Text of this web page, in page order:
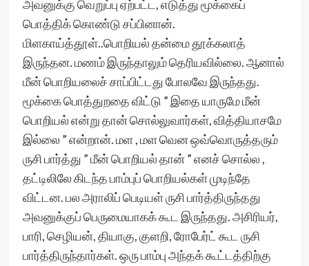
அவனுக்கு வெறுப்பு ஏற்பட்ட, எடுத்து மூக்கைப்
பொத்திக் கொண்டு சப்பினான்.
மிளகாய்த்தூள்..பொறியல் தன்மை தூக்கலாத்
இருந்தன. மணம் இருந்தாலும் தெரியவில்லை. ஆனால்
மீன் பொறியலைச் சாப்பிட்டது போலவே இருந்தது.
மூக்கை பொத்துறதை விட்டு ” இதை யாருமே மீன்
பொறியல் என்று தான் சொல்லுவார்கள், வித்தியாசமே
இல்லை ” என்றான். மள , மள வென ஒவ்வொருத்தரும்
ருசி பார்த்து ” மீன் பொறியல் தான் ” எனச் சொல்ல‌ ,
தட்டிலிலே கிடந்த பாம்புப் பொறியல்கள் முடிந்தே
விட்டன. பல அராலிப் பெடியள் ருசி பார்த்திருந்தது
அவனுக்குப் பெருமையாகக் கூட‌ இருந்தது. அசிரியர்,
பாரி, செழியன், தியாகு, குளறி, ரோபேர்ட் கூட ருசி
பார்த்திருந்தார்கள். ஒரு பாம்பு அந்தக் கூட்டத்திற்கு